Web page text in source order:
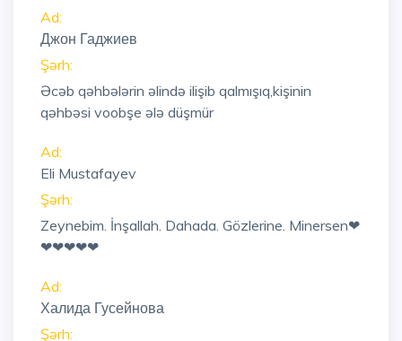
Ad:
Джон Гаджиев
Şərh:
Əcəb qəhbələrin əlində ilişib qalmışıq,kişinin
qəhbəsi voobşe ələ düşmür
Ad:
Eli Mustafayev
Şərh:
Zeynebim. İnşallah. Dahada. Gözlerine. Minersen❤
❤❤❤❤❤
Ad:
Халида Гусейнова
Şərh: